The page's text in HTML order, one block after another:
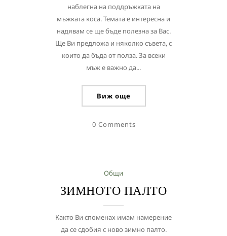
наблегна на поддръжката на
мъжката коса. Темата е интересна и
надявам се ще бъде полезна за Вас.
Ще Ви предложа и няколко съвета, с
които да бъда от полза. За всеки
мъж е важно да...
Виж още
0 Comments
Общи
ЗИМНОТО ПАЛТО
Както Ви споменах имам намерение
да се сдобия с ново зимно палто.